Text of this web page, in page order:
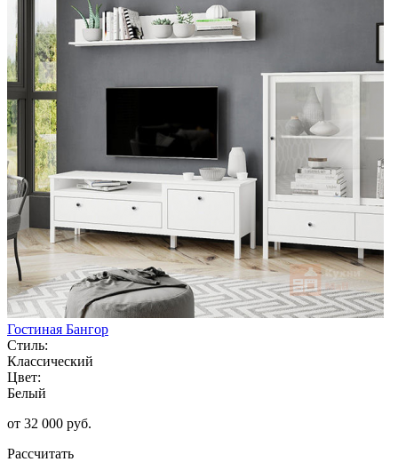
Гостиная Бангор
Стиль:
Классический
Цвет:
Белый
от 32 000 руб.
Рассчитать